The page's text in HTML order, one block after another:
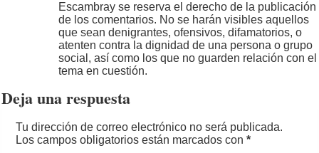
Escambray se reserva el derecho de la publicación
de los comentarios. No se harán visibles aquellos
que sean denigrantes, ofensivos, difamatorios, o
atenten contra la dignidad de una persona o grupo
social, así como los que no guarden relación con el
tema en cuestión.
Deja una respuesta
Tu dirección de correo electrónico no será publicada.
Los campos obligatorios están marcados con*